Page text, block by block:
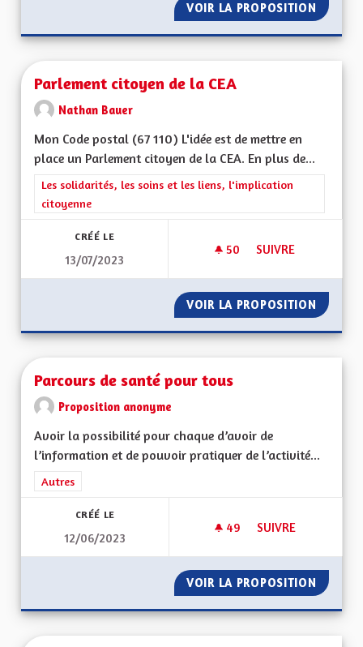
VOIR LA PROPOSITION
Parlement citoyen de la CEA
Nathan Bauer
Mon Code postal (67 110) L'idée est de mettre en
place un Parlement citoyen de la CEA. En plus de...
Filtrer les résultats de la catégorie : Les solidarités, les soins
Les solidarités, les soins et les liens, l'implication
citoyenne
CRÉÉ LE
13/07/2023
50 50 ABONNÉS
SUIVRE
VOIR LA PROPOSITION
Parcours de santé pour tous
Proposition anonyme
Avoir la possibilité pour chaque d’avoir de
l’information et de pouvoir pratiquer de l’activité...
Filtrer les résultats de la catégorie : Autres
Autres
CRÉÉ LE
12/06/2023
49 49 ABONNÉS
SUIVRE
VOIR LA PROPOSITION